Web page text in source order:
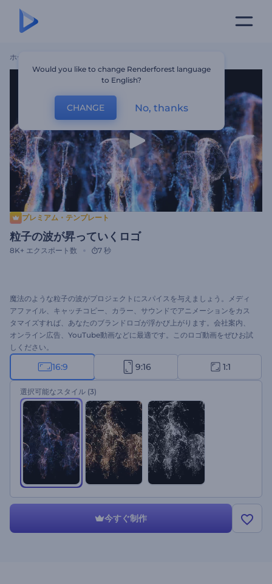
ホーム
プレミアム・テンプレート
粒子の波が昇っていくロゴ
8K+ エクスポート数 7 秒
魔法のような粒子の波がプロジェクトにスパイスを与えましょう。メディ
アファイル、キャッチコピー、カラー、サウンドでアニメーションをカス
タマイズすれば、あなたのブランドロゴが浮かび上がります。会社案内、
オンライン広告、YouTube動画などに最適です。このロゴ動画をぜひお試
しください。
16:9 9:16 1:1
選択可能なスタイル (3)
今すぐ制作
Would you like to change Renderforest language
to English?
CHANGE No, thanks